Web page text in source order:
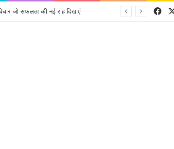
जो सफलता की नई राह दिखाएं